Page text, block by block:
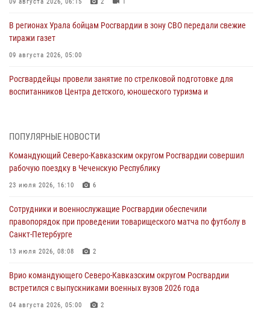
В регионах Урала бойцам Росгвардии в зону СВО передали свежие
тиражи газет
09 августа 2026, 05:00
Росгвардейцы провели занятие по стрелковой подготовке для
воспитанников Центра детского, юношеского туризма и
проходит в Сибири
09 августа 2026, 04:00
Поклонной горе в Москве (видео)
08 августа 2026, 14:10 3
В ЛНР росгвардейцы провели тренировку по единоборствам для
08 августа 2026, 13:00 1
Сотрудники Росгвардии присоединились к утренней разминке у
ПОПУЛЯРНЫЕ НОВОСТИ
Командующий Северо-Кавказским округом Росгвардии совершил
рабочую поездку в Чеченскую Республику
23 июля 2026, 16:10 6
Сотрудники и военнослужащие Росгвардии обеспечили
правопорядок при проведении товарищеского матча по футболу в
Санкт-Петербурге
13 июля 2026, 08:08 2
Врио командующего Северо-Кавказским округом Росгвардии
встретился с выпускниками военных вузов 2026 года
04 августа 2026, 05:00 2